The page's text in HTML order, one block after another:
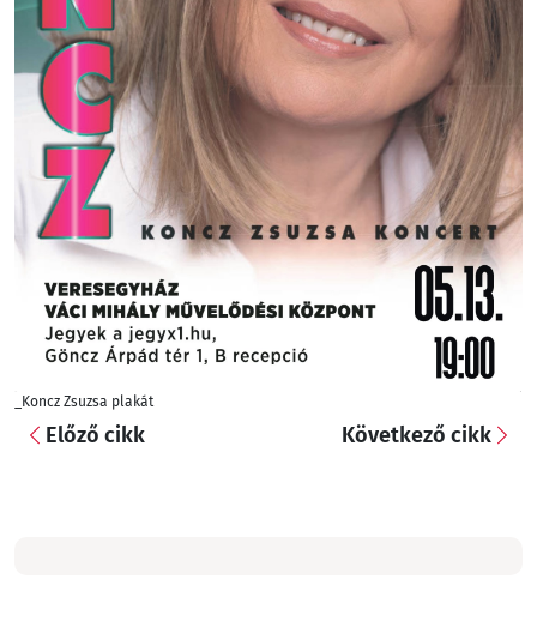
_Koncz Zsuzsa plakát
Előző cikk Következő cikk